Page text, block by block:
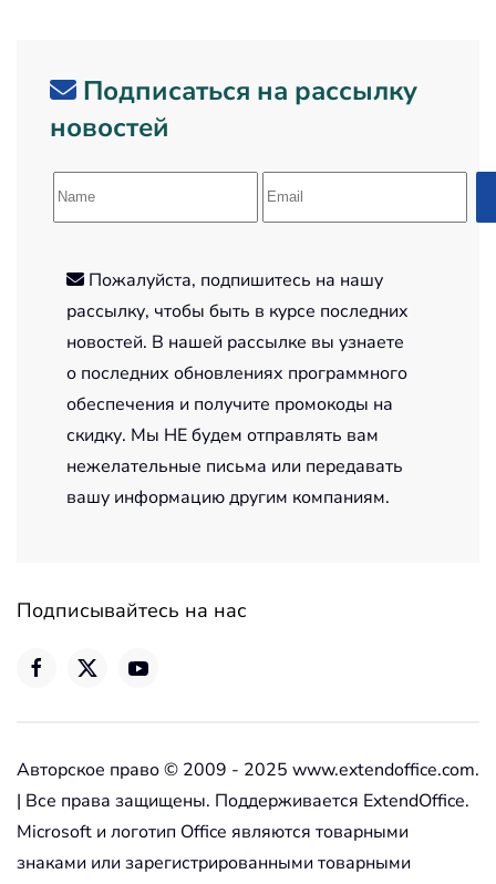
Подписаться на рассылку
новостей
Пожалуйста, подпишитесь на нашу
рассылку, чтобы быть в курсе последних
новостей. В нашей рассылке вы узнаете
о последних обновлениях программного
обеспечения и получите промокоды на
скидку. Мы НЕ будем отправлять вам
нежелательные письма или передавать
вашу информацию другим компаниям.
Подписывайтесь на нас
Авторское право © 2009 - 2025 www.extendoffice.com.
| Все права защищены. Поддерживается ExtendOffice.
Microsoft и логотип Office являются товарными
знаками или зарегистрированными товарными